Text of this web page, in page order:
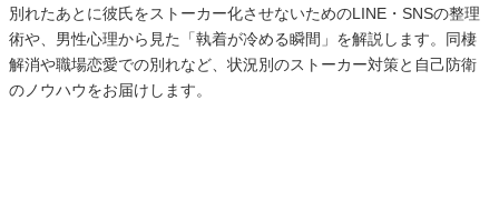
別れたあとに彼氏をストーカー化させないためのLINE・SNSの整理
術や、男性心理から見た「執着が冷める瞬間」を解説します。同棲
解消や職場恋愛での別れなど、状況別のストーカー対策と自己防衛
のノウハウをお届けします。